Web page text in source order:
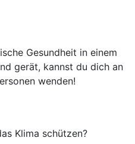
Gesundheit in einem
gerät, kannst du dich an
wenden!
Klima schützen?